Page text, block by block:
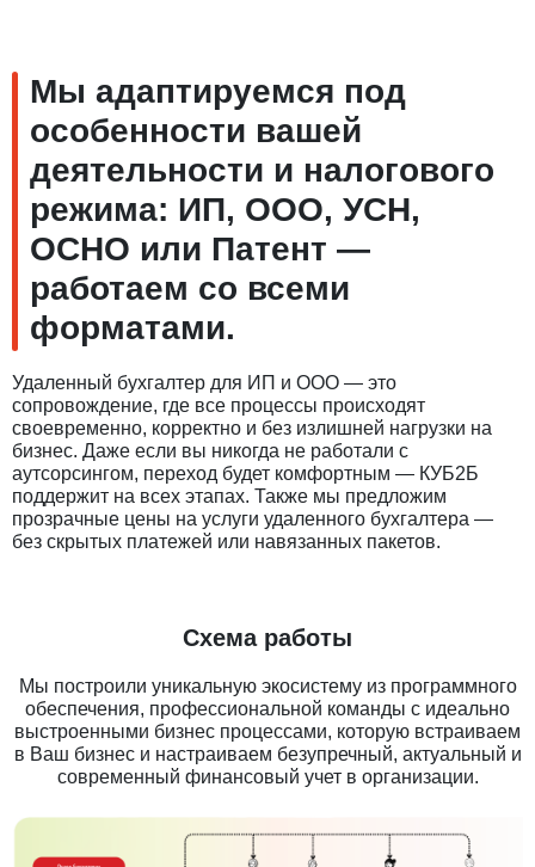
Мы адаптируемся под
особенности вашей
деятельности и налогового
режима: ИП, ООО, УСН,
ОСНО или Патент —
работаем со всеми
форматами.
Удаленный бухгалтер для ИП и ООО — это
сопровождение, где все процессы происходят
своевременно, корректно и без излишней нагрузки на
бизнес. Даже если вы никогда не работали с
аутсорсингом, переход будет комфортным — КУБ2Б
поддержит на всех этапах. Также мы предложим
прозрачные цены на услуги удаленного бухгалтера —
без скрытых платежей или навязанных пакетов.
Схема работы
Мы построили уникальную экосистему из программного
обеспечения, профессиональной команды с идеально
выстроенными бизнес процессами, которую встраиваем
в Ваш бизнес и настраиваем безупречный, актуальный и
современный финансовый учет в организации.